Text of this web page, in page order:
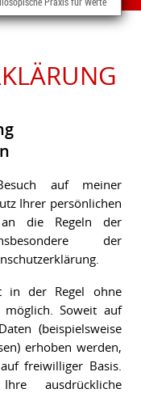
auf meiner
Ihrer persönlichen
die Regeln der
der
in der Regel ohne
möglich. Soweit auf
(beispielsweise
erhoben werden,
freiwilliger Basis.
ausdrückliche